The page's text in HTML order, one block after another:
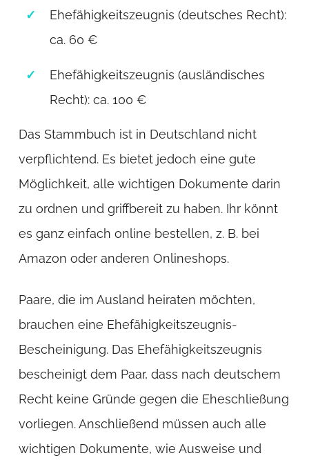
Ehefähigkeitszeugnis (deutsches Recht):
ca. 60 €
Ehefähigkeitszeugnis (ausländisches
Recht): ca. 100 €
Das Stammbuch ist in Deutschland nicht
verpflichtend. Es bietet jedoch eine gute
Möglichkeit, alle wichtigen Dokumente darin
zu ordnen und griffbereit zu haben. Ihr könnt
es ganz einfach online bestellen, z. B. bei
Amazon oder anderen Onlineshops.
Paare, die im Ausland heiraten möchten,
brauchen eine Ehefähigkeits­­zeugnis-
Bescheinigung. Das Ehefähigkeits­zeugnis
bescheinigt dem Paar, dass nach deutschem
Recht keine Gründe gegen die Eheschließung
vorliegen. Anschließend müssen auch alle
wichtigen Dokumente, wie Ausweise und